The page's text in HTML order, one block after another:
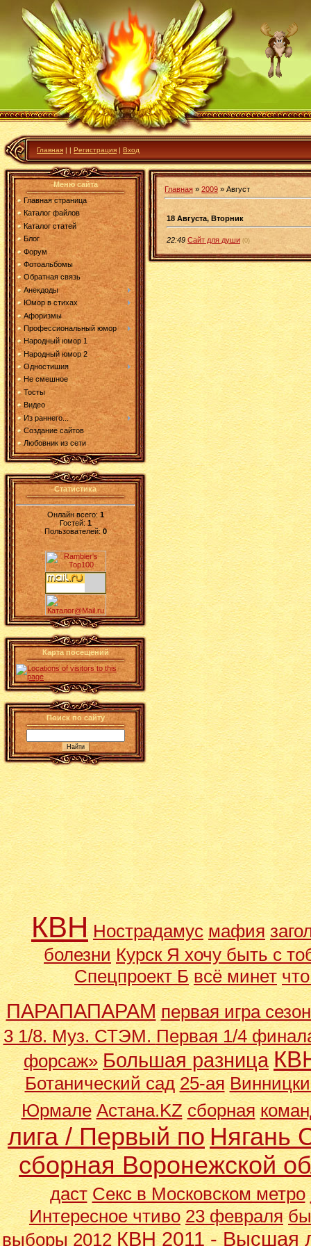
Главная | | Регистрация | Вход
Меню сайта
Главная страница
Каталог файлов
Каталог статей
Блог
Форум
Фотоальбомы
Обратная связь
Анекдоды
Юмор в стихах
Афоризмы
Профессиональный юмор
Народный юмор 1
Народный юмор 2
Одностишия
Не смешное
Тосты
Видео
Из раннего...
Создание сайтов
Любовник из сети
Статистика
Онлайн всего:1
Гостей:1
Пользователей: 0
Карта посещений
Поиск по сайту
Главная » 2009 » Август
18 Августа, Вторник
22:49 Сайт для души (0)
КВН Нострадамус мафия
болезни Курск Я хочу быть с
Спецпроект Б всё минет
ПАРАПАПАРАМ первая игра
3 1/8. Муз. СТЭМ. Первая 1/4
форсаж» Большая разница
Ботанический сад 25-ая
Юрмале Астана.KZ сборная
лига / Первый по Нягань
сборная Воронежской
даст Секс в Московском метро
Интересное чтиво 23 февраля
выборы 2012 КВН 2011 - Высшая